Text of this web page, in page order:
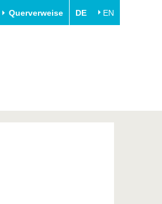
Querverweise DE EN